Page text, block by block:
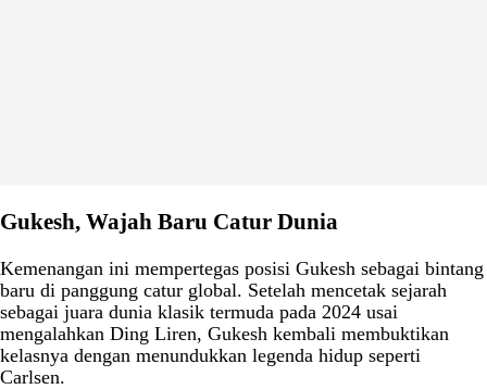
Gukesh, Wajah Baru Catur Dunia
Kemenangan ini mempertegas posisi Gukesh sebagai bintang
baru di panggung catur global. Setelah mencetak sejarah
sebagai juara dunia klasik termuda pada 2024 usai
mengalahkan Ding Liren, Gukesh kembali membuktikan
kelasnya dengan menundukkan legenda hidup seperti
Carlsen.